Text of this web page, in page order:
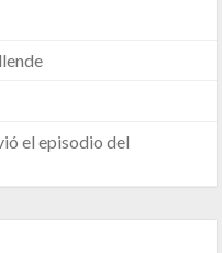
el episodio del